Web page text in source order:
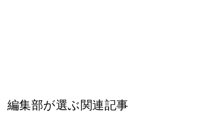
編集部が選ぶ関連記事